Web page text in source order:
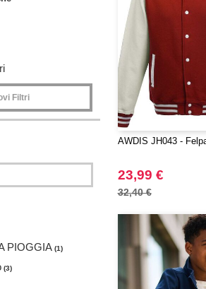
Filtri
PIOGGIA (1)
(3)
AWDIS JH043 -
23,99 €
32,40 €